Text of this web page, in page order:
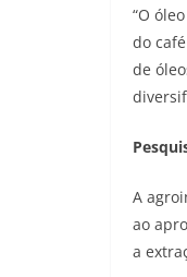
“O
do
de
A
ao
a